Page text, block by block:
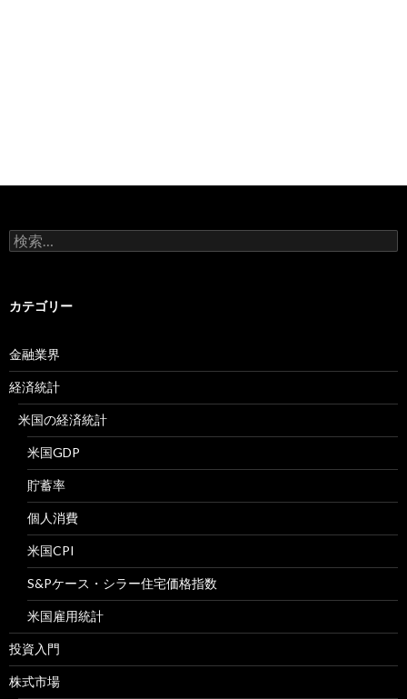
検
索:
カテゴリー
金融業界
経済統計
米国の経済統計
米国GDP
貯蓄率
個人消費
米国CPI
S&Pケース・シラー住宅価格指数
米国雇用統計
投資入門
株式市場